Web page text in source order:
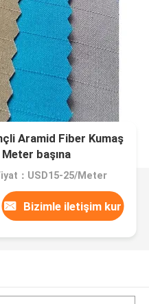
Aramid Fiber Kumaş
başına
：USD15-25/Meter
Bizimle iletişim kur